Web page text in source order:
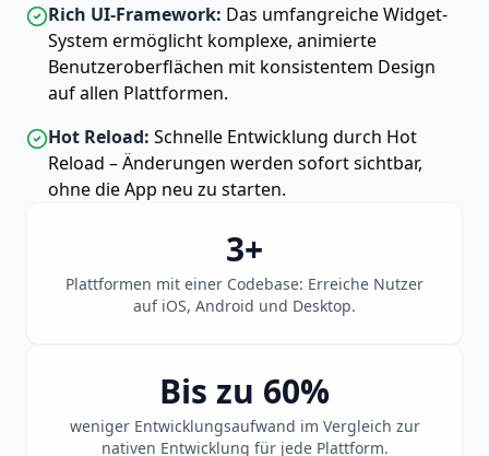
Rich UI-Framework: Das umfangreiche Widget-
System ermöglicht komplexe, animierte
Benutzeroberflächen mit konsistentem Design
auf allen Plattformen.
Hot Reload: Schnelle Entwicklung durch Hot
Reload – Änderungen werden sofort sichtbar,
ohne die App neu zu starten.
3+
Plattformen mit einer Codebase: Erreiche Nutzer
auf iOS, Android und Desktop.
Bis zu 60%
weniger Entwicklungsaufwand im Vergleich zur
nativen Entwicklung für jede Plattform.